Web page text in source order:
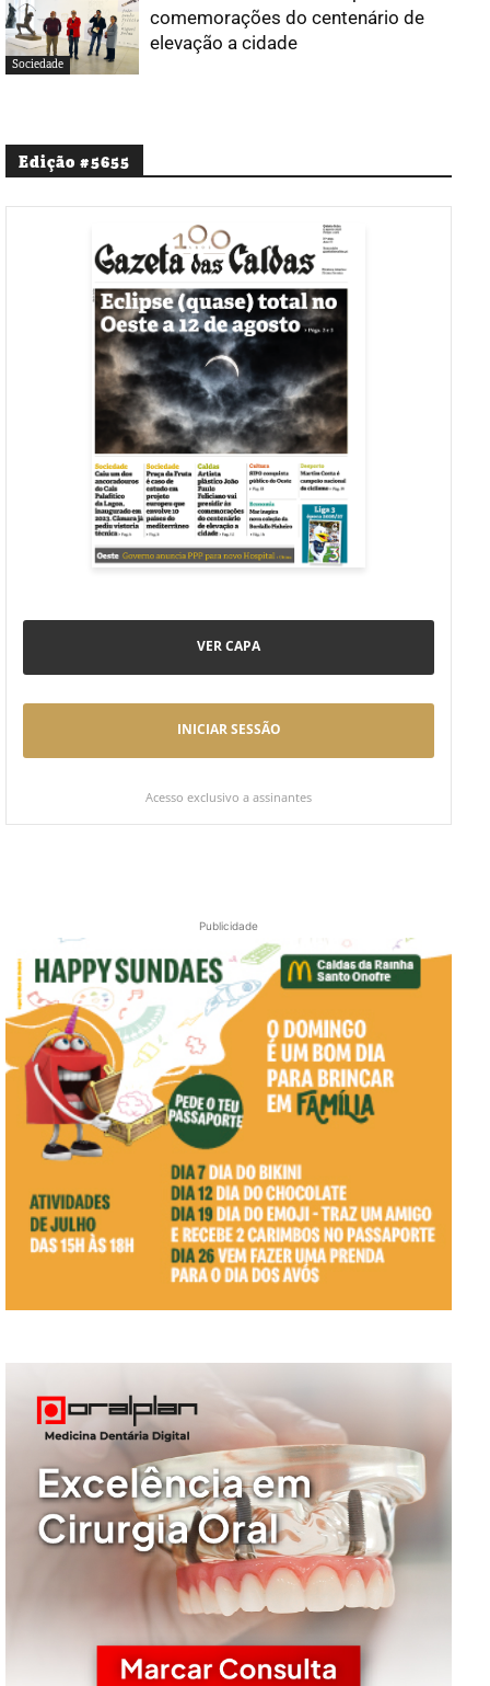
Sociedade
comemorações do centenário de
elevação a cidade
Edição #5655
VER CAPA
INICIAR SESSÃO
Acesso exclusivo a assinantes
Publicidade